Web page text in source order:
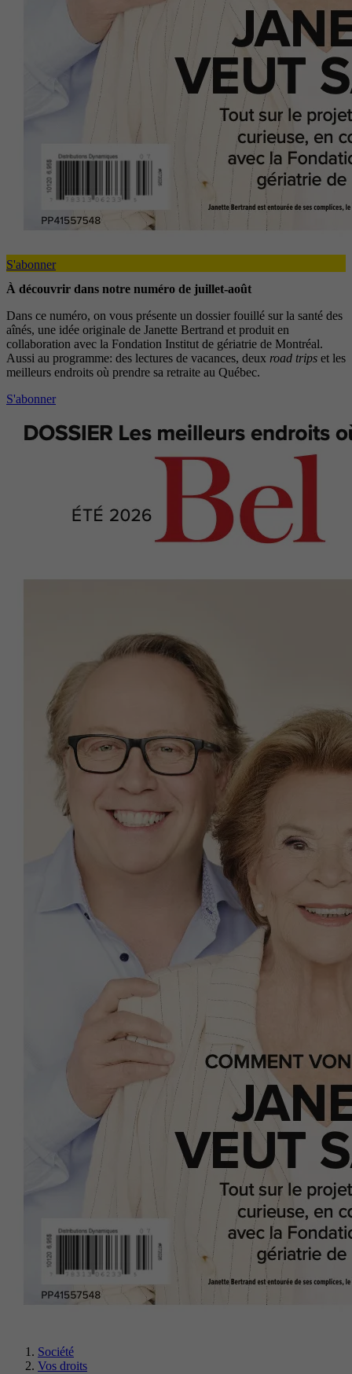
S'abonner
À découvrir dans notre numéro de juillet-août
Dans ce numéro, on vous présente un dossier fouillé sur la santé des
aînés, une idée originale de Janette Bertrand et produit en
collaboration avec la Fondation Institut de gériatrie de Montréal.
Aussi au programme: des lectures de vacances, deux road trips et les
meilleurs endroits où prendre sa retraite au Québec.
S'abonner
Société
Vos droits